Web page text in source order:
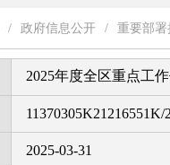
/ 政府信息公开 / 重要部
2025年度全区重点工
11370305K21216551K/
2025-03-31